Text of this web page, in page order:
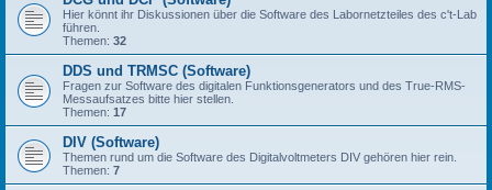
Hier könnt ihr Diskussionen über die Software des Labornetzteiles des c't-Lab
führen.
Themen: 32
DDS und TRMSC (Software)
Fragen zur Software des digitalen Funktionsgenerators und des True-RMS-
Messaufsatzes bitte hier stellen.
Themen: 17
DIV (Software)
Themen rund um die Software des Digitalvoltmeters DIV gehören hier rein.
Themen: 7